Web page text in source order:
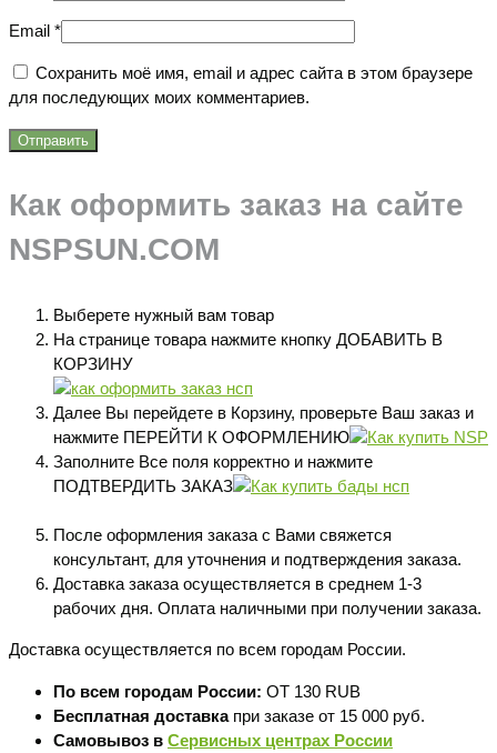
Email *
Сохранить моё имя, email и адрес сайта в этом браузере
для последующих моих комментариев.
Как оформить заказ на сайте
NSPSUN.COM
Выберете нужный вам товар
На странице товара нажмите кнопку ДОБАВИТЬ В
КОРЗИНУ
Далее Вы перейдете в Корзину, проверьте Ваш заказ и
нажмите ПЕРЕЙТИ К ОФОРМЛЕНИЮ
Заполните Все поля корректно и нажмите
ПОДТВЕРДИТЬ ЗАКАЗ
После оформления заказа с Вами свяжется
консультант, для уточнения и подтверждения заказа.
Доставка заказа осуществляется в среднем 1-3
рабочих дня. Оплата наличными при получении заказа.
Доставка осуществляется по всем городам России.
По всем городам России: ОТ 130 RUB
Бесплатная доставкапри заказе от 15 000 руб.
Самовывоз в Сервисных центрах России